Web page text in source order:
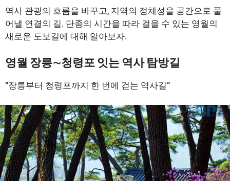
역사 관광의 흐름을 바꾸고, 지역의 정체성을 공간으로 풀
어낼 연결의 길. 단종의 시간을 따라 걸을 수 있는 영월의
새로운 도보길에 대해 알아보자.
영월 장릉∼청령포 잇는 역사 탐방길
“장릉부터 청령포까지 한 번에 걷는 역사길”